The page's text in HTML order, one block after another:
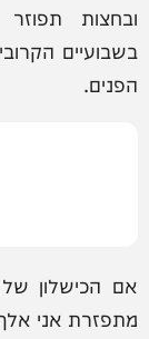
ובחצות
בשבועיים
הפנים.
אם הכישלון
מתפזרת אני